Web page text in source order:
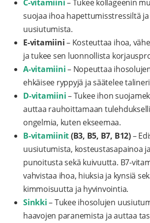
C-vitamiini– Tukee kollageenin
suojaa ihoa hapettumisstressiltä
uusiutumista.
E-vitamiini– Kosteuttaa ihoa,
ja tukee sen luonnollista
A-vitamiini– Nopeuttaa
ehkäisee ryppyjä ja säätelee
D-vitamiini– Tukee ihon
auttaa rauhoittamaan
ongelmia, kuten ekseemaa.
B-vitamiinit(B3, B5, B7, B12)–
uusiutumista, kosteustasapainoa
punoitusta sekä kuivuutta. B7-
vahvistaa ihoa, hiuksia ja kynsiä
kimmoisuutta ja hyvinvointia.
Sinkki– Tukee ihosolujen
haavojen paranemista ja auttaa